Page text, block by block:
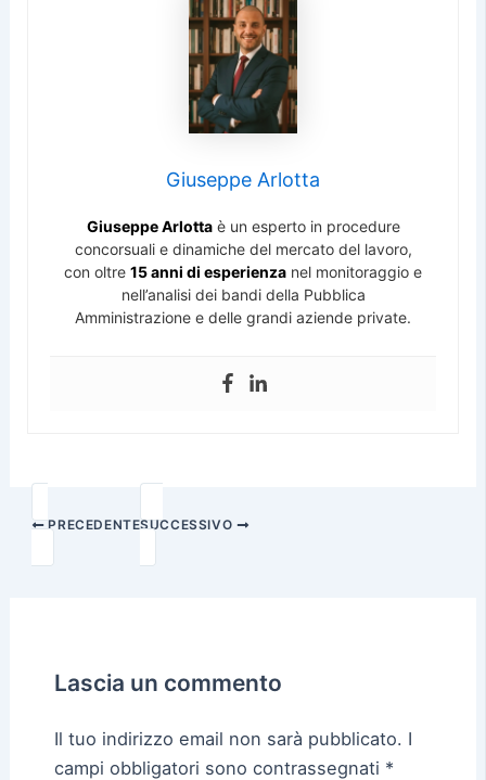
Giuseppe Arlotta
Giuseppe Arlottaè un esperto in procedure
concorsuali e dinamiche del mercato del lavoro,
con oltre 15 anni di esperienza nel monitoraggio e
nell’analisi dei bandi della Pubblica
Amministrazione e delle grandi aziende private.
PRECEDENTESUCCESSIVO
Lascia un commento
Il tuo indirizzo email non sarà pubblicato. I
campi obbligatori sono contrassegnati *